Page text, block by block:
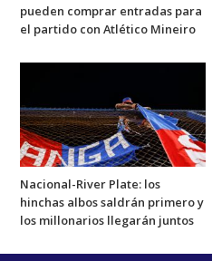
pueden comprar entradas para
el partido con Atlético Mineiro
Nacional-River Plate: los
hinchas albos saldrán primero y
los millonarios llegarán juntos